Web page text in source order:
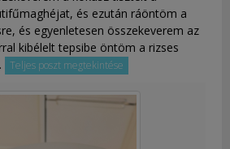
és ezután ráöntöm a
és egyenletesen összekeverem az
kibélelt tepsibe öntöm a rizses
Teljes poszt megtekintése